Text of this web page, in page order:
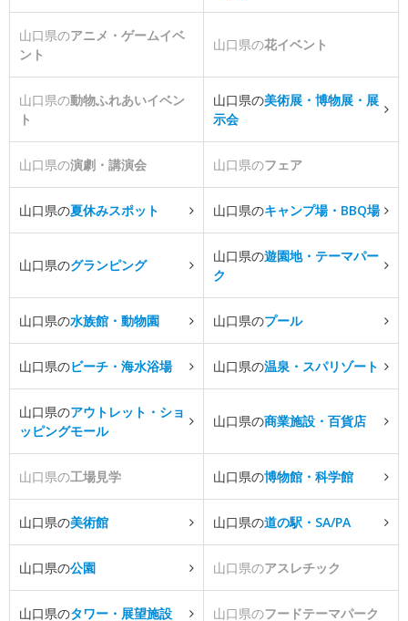
山口県のアニメ・ゲームイベ
ント
山口県の花イベント
山口県の動物ふれあいイベン
ト
山口県の美術展・博物展・展
示会
山口県の演劇・講演会 山口県のフェア
山口県の夏休みスポット 山口県のキャンプ場・BBQ場
山口県のグランピング
山口県の遊園地・テーマパー
ク
山口県の水族館・動物園 山口県のプール
山口県のビーチ・海水浴場 山口県の温泉・スパリゾート
山口県のアウトレット・ショ
ッピングモール
山口県の商業施設・百貨店
山口県の工場見学 山口県の博物館・科学館
山口県の美術館 山口県の道の駅・SA/PA
山口県の公園 山口県のアスレチック
山口県のタワー・展望施設 山口県のフードテーマパーク